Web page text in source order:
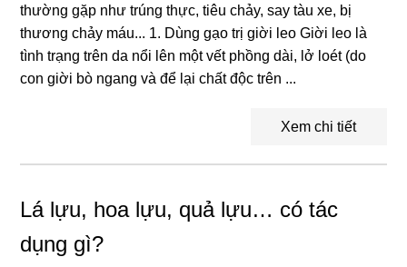
thường gặp như trúng thực, tiêu chảy, say tàu xe, bị
thương chảy máu... 1. Dùng gạo trị giời leo Giời leo là
tình trạng trên da nổi lên một vết phồng dài, lở loét (do
con giời bò ngang và để lại chất độc trên ...
Xem chi tiết
Lá lựu, hoa lựu, quả lựu… có tác
dụng gì?